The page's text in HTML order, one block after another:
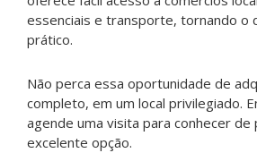
essenciais e transporte, tornando o
prático.
Não perca essa oportunidade de
completo, em um local privilegiado.
agende uma visita para conhecer
excelente opção.